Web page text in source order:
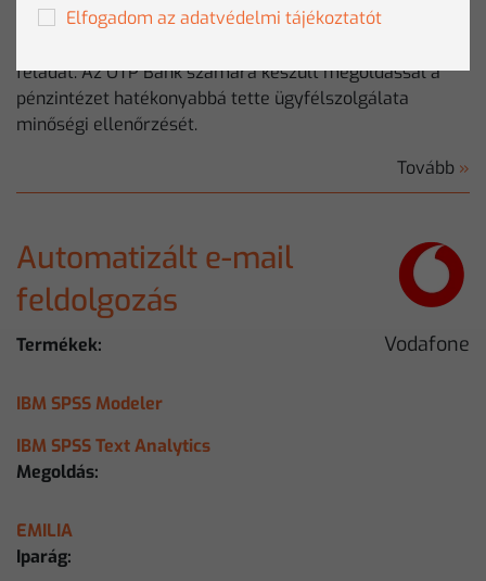
gyorsasága, pontossága, jogszabályi kötelezettségek
feladat. Az OTP Bank számára készült megoldással a
pénzintézet hatékonyabbá tette ügyfélszolgálata
minőségi ellenőrzését.
Tovább »
Automatizált e-mail
feldolgozás
Termékek:
IBM SPSS Modeler
IBM SPSS Text Analytics
Megoldás:
EMILIA
Iparág:
Vodafone
Elfogadom az adatvédelmi tájékoztatót